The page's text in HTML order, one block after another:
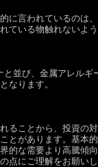
に言われているのは
ている物触れないよ
並び、金属アレル
なります。
ることから、投資の
とがあります。基本
的な需要より高騰傾
点にご理解をお願い